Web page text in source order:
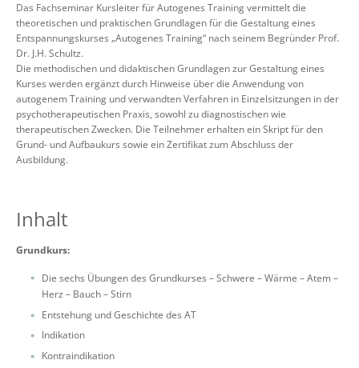
Das Fachseminar Kursleiter für Autogenes Training vermittelt die
theoretischen und praktischen Grundlagen für die Gestaltung eines
Entspannungskurses „Autogenes Training“ nach seinem Begründer Prof.
Dr. J.H. Schultz.
Die methodischen und didaktischen Grundlagen zur Gestaltung eines
Kurses werden ergänzt durch Hinweise über die Anwendung von
autogenem Training und verwandten Verfahren in Einzelsitzungen in der
psychotherapeutischen Praxis, sowohl zu diagnostischen wie
therapeutischen Zwecken. Die Teilnehmer erhalten ein Skript für den
Grund- und Aufbaukurs sowie ein Zertifikat zum Abschluss der
Ausbildung.
Inhalt
Grundkurs:
Die sechs Übungen des Grundkurses – Schwere – Wärme – Atem –
Herz – Bauch – Stirn
Entstehung und Geschichte des AT
Indikation
Kontraindikation